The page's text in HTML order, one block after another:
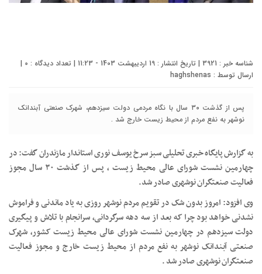
شناسه خبر : 3921 | تاریخ انتشار : 19 اردیبهشت 1403 - 11:23 | تعداد دیدگاه : 0
|
ارسال توسط : haghshenas
پس از گذشت ۳۰ سال با نگاه مردمی دولت سیزدهم، شهرک صنعتی آبندانک
نوشهر به نفع مردم از محیط زیست خارج شد .
به گزارش پایگاه خبری تحلیلی سبز سرخ یوسف نوری استاندار مازندران گفت: در
چهارمین نشست شورای عالی محیط زیست ، پس از گذشت ۳۰ سال مجوز
فعالیت صنعتگران نوشهری صادر شد.
وی افزود: امروز بدون شک در تقویم مردم نوشهر روزی به یاد ماندنی و فراموش
نشدنی خواهد بود چرا که بعد از سه دهه سرگردانی، سرانجام با تلاش و پیگیری
دولت سیزدهم در چهارمین نشست شورای عالی محیط زیست کشور، شهرک
صنعتی آبندانک نوشهر به نفع مردم از محیط زیست خارج و مجوز فعالیت
صنعتگران نوشهری صادر شد .